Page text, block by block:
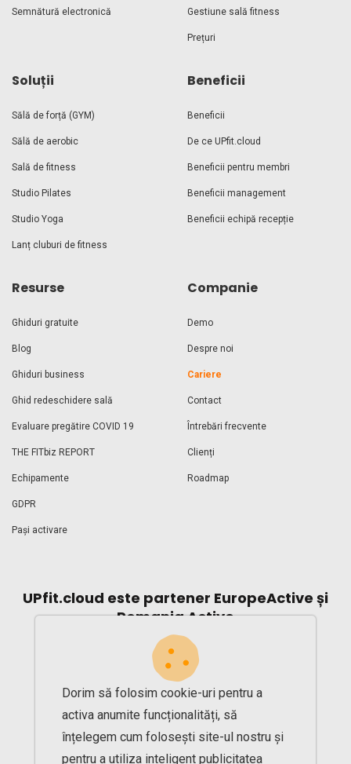
Semnătură electronică Gestiune sală fitness
Prețuri
Soluții
Sălă de forță (GYM)
Sălă de aerobic
Sală de fitness
Studio Pilates
Studio Yoga
Lanț cluburi de fitness
Beneficii
Beneficii
De ce UPfit.cloud
Beneficii pentru membri
Beneficii management
Beneficii echipă recepție
Resurse
Ghiduri gratuite
Blog
Ghiduri business
Ghid redeschidere sală
Evaluare pregătire COVID 19
THE FITbiz REPORT
Echipamente
GDPR
Pași activare
Companie
Demo
Despre noi
Cariere
Contact
Întrebări frecvente
Clienți
Roadmap
UPfit.cloud este partener EuropeActive și
Romania Active
Dorim să folosim cookie-uri pentru a
activa anumite funcționalități, să
înțelegem cum folosești site-ul nostru și
pentru a utiliza inteligent publicitatea